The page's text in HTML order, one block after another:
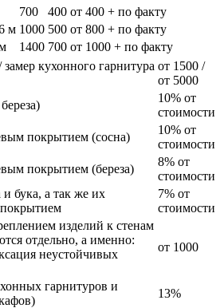
700 400 от 400 + по факту
м 1000 500 от 800 + по факту
1400 700 от 1000 + по факту
кухонного гарнитура от 1500 /
от 5000
10% от
стоимости
покрытием (сосна)
10% от
стоимости
покрытием (береза)
8% от
стоимости
бука, а так же их
7% от
стоимости
изделий к стенам
отдельно, а именно:
неустойчивых
от 1000
гарнитуров и
13%